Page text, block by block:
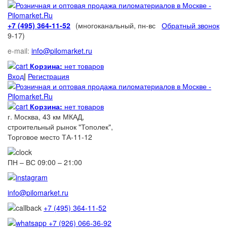
+7 (495) 364-11-52 Обратный звонок
(многоканальный, пн-вс
9-17)
e-mail: info@pilomarket.ru
Корзина: нет товаров
Вход| Регистрация
Корзина: нет товаров
г. Москва, 43 км МКАД,
строительный рынок "Тополек",
Торговое место ТА-11-12
ПН – ВС 09:00 – 21:00
info@pilomarket.ru
+7 (495) 364-11-52
+7 (926) 066-36-92